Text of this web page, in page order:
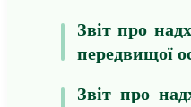
Звіт про
передвищої
Звіт про